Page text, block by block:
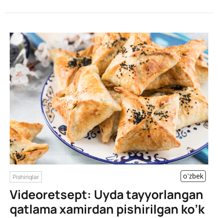
Pishiriqlar o'zbek
Videoretsept: Uyda tayyorlangan
qatlama xamirdan pishirilgan ko’k